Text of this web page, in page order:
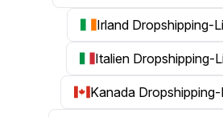
Irland Dropshipping-
Italien Dropshipping-
Kanada